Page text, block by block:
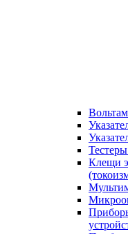
Клещи